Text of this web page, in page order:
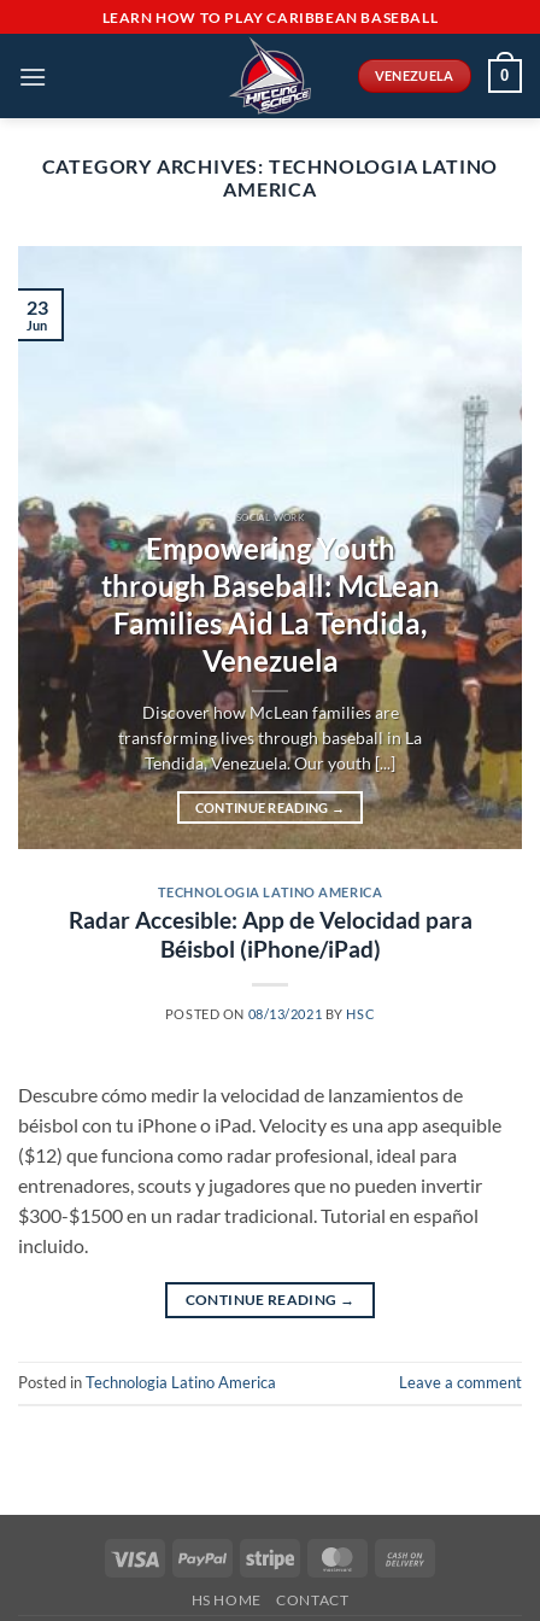
content
LEARN HOW TO PLAY CARIBBEAN BASEBALL
VENEZUELA 0
CATEGORY ARCHIVES: TECHNOLOGIA LATINO
AMERICA
SOCIAL WORK
Empowering Youth
through Baseball: McLean
Families Aid La Tendida,
Venezuela
Discover how McLean families are
transforming lives through baseball in La
Tendida, Venezuela. Our youth [...]
CONTINUE READING→
23
Jun
TECHNOLOGIA LATINO AMERICA
Radar Accesible: App de Velocidad para
Béisbol (iPhone/iPad)
POSTED ON 08/13/2021 BY HSC
Descubre cómo medir la velocidad de lanzamientos de
béisbol con tu iPhone o iPad. Velocity es una app asequible
($12) que funciona como radar profesional, ideal para
entrenadores, scouts y jugadores que no pueden invertir
$300-$1500 en un radar tradicional. Tutorial en español
incluido.
CONTINUE READING →
Posted inTechnologia Latino America Leave a comment
Visa PayPal Stripe MasterCard
HS HOME CONTACT